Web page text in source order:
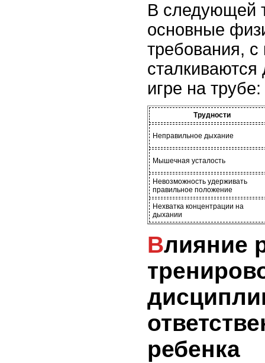
В следующей
основные
требования,
сталкиваются
игре на трубе:
Трудности
Неправильное дыхание
Мышечная усталость
Невозможность удерживать
правильное положение
Нехватка концентрации на
дыхании
Влияние регулярных
ребенка